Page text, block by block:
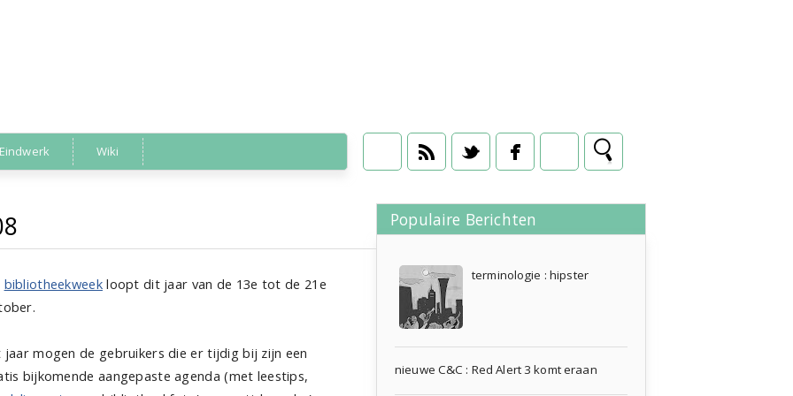
Eindwerk Wiki
bibliotheekweekloopt dit jaar van de 13e tot de 21e
jaar mogen de gebruikers die er tijdig bij zijn een
bijkomende aangepaste agenda (met leestips,
Populaire Berichten
terminologie : hipster
nieuwe C&C : Red Alert 3 komt eraan